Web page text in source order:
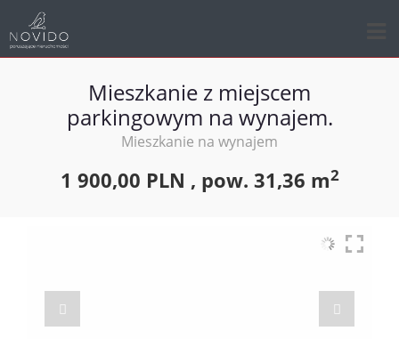
Mieszkanie z miejscem
parkingowym na wynajem.
Mieszkanie na wynajem
1 900,00 PLN , pow. 31,36 m2